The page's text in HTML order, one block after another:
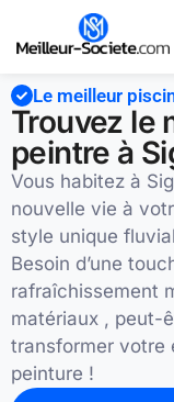
Le meilleur
Trouvez le
peintre à
Vous habitez à
nouvelle vie à
style unique
Besoin d’une
rafraîchissement
matériaux , peut-
transformer votre
peinture !